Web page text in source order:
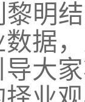
明
据
大